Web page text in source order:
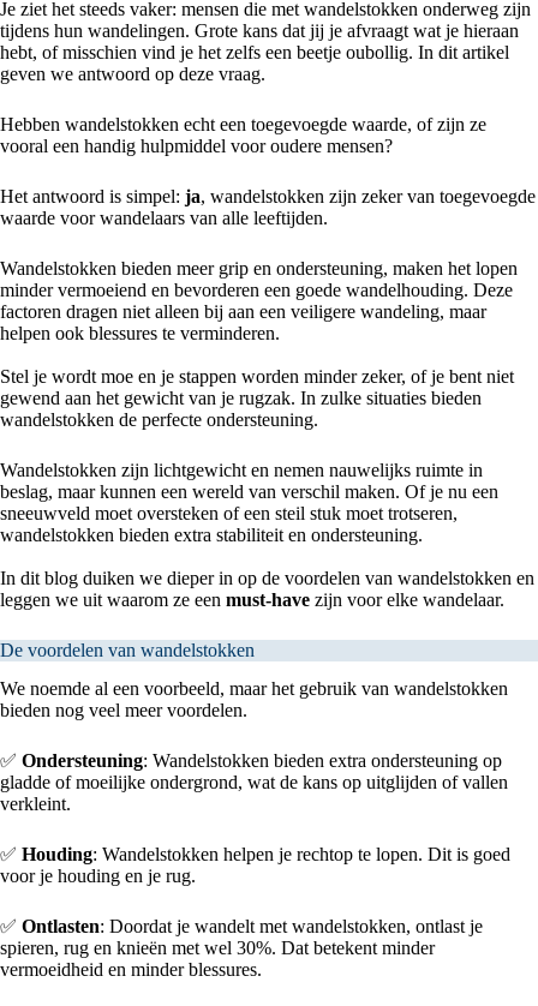
Je ziet het steeds vaker: mensen die met wandelstokken onderweg zijn
tijdens hun wandelingen. Grote kans dat jij je afvraagt wat je hieraan
hebt, of misschien vind je het zelfs een beetje oubollig. In dit artikel
geven we antwoord op deze vraag.
Hebben wandelstokken echt een toegevoegde waarde, of zijn ze
vooral een handig hulpmiddel voor oudere mensen?
Het antwoord is simpel: ja, wandelstokken zijn zeker van toegevoegde
waarde voor wandelaars van alle leeftijden.
Wandelstokken bieden meer grip en ondersteuning, maken het lopen
minder vermoeiend en bevorderen een goede wandelhouding. Deze
factoren dragen niet alleen bij aan een veiligere wandeling, maar
helpen ook blessures te verminderen.
Stel je wordt moe en je stappen worden minder zeker, of je bent niet
gewend aan het gewicht van je rugzak. In zulke situaties bieden
wandelstokken de perfecte ondersteuning.
Wandelstokken zijn lichtgewicht en nemen nauwelijks ruimte in
beslag, maar kunnen een wereld van verschil maken. Of je nu een
sneeuwveld moet oversteken of een steil stuk moet trotseren,
wandelstokken bieden extra stabiliteit en ondersteuning.
In dit blog duiken we dieper in op de voordelen van wandelstokken en
leggen we uit waarom ze een must-have zijn voor elke wandelaar.
De voordelen van wandelstokken
We noemde al een voorbeeld, maar het gebruik van wandelstokken
bieden nog veel meer voordelen.
✅ Ondersteuning: Wandelstokken bieden extra ondersteuning op
gladde of moeilijke ondergrond, wat de kans op uitglijden of vallen
verkleint.
✅ Houding: Wandelstokken helpen je rechtop te lopen. Dit is goed
voor je houding en je rug.
✅ Ontlasten: Doordat je wandelt met wandelstokken, ontlast je
spieren, rug en knieën met wel 30%. Dat betekent minder
vermoeidheid en minder blessures.